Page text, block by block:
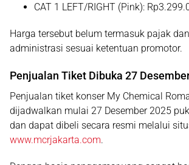
CAT 1 LEFT/RIGHT (Pink):
Harga tersebut belum termasuk pajak
administrasi sesuai ketentuan promotor.
Penjualan Tiket Dibuka 27
Penjualan tiket konser My Chemical
dijadwalkan mulai 27 Desember 2025
dan dapat dibeli secara resmi melalui
www.mcrjakarta.com.